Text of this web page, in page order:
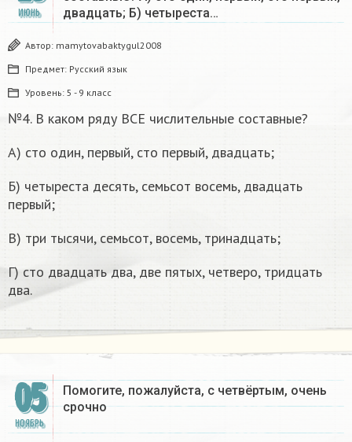
ИЮНЬ
двадцать; Б) четыреста…
Автор: mamytovabaktygul2008
Предмет: Русский язык
Уровень: 5 - 9 класс
№4. В каком ряду ВСЕ числительные составные?
А) сто один, первый, сто первый, двадцать;
Б) четыреста десять, семьсот восемь, двадцать
первый;
В) три тысячи, семьсот, восемь, тринадцать;
Г) сто двадцать два, две пятых, четверо, тридцать
два.
05
НОЯБРЬ
Помогите, пожалуйста, с четвёртым, очень
срочно